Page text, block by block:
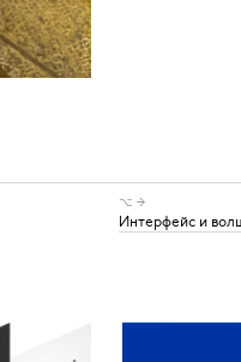
⌥ →
Интерфейс и